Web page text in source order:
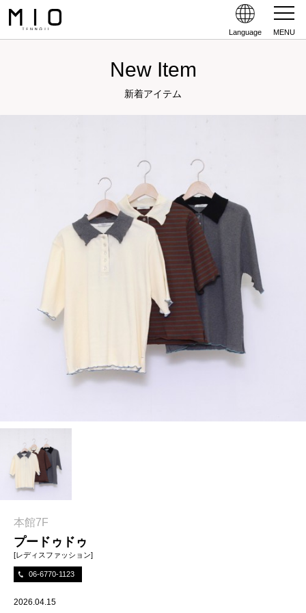
Language MENU
New Item
新着アイテム
本館7F
プードゥドゥ
[レディスファッション]
06-6770-1123
2026.04.15